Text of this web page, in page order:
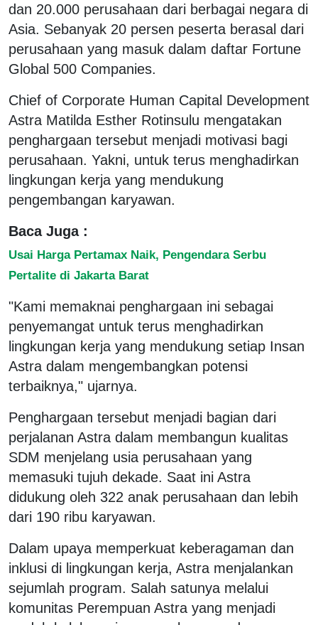
dan 20.000 perusahaan dari berbagai negara di
Asia. Sebanyak 20 persen peserta berasal dari
perusahaan yang masuk dalam daftar Fortune
Global 500 Companies.
Chief of Corporate Human Capital Development
Astra Matilda Esther Rotinsulu mengatakan
penghargaan tersebut menjadi motivasi bagi
perusahaan. Yakni, untuk terus menghadirkan
lingkungan kerja yang mendukung
pengembangan karyawan.
Baca Juga :
Usai Harga Pertamax Naik, Pengendara Serbu
Pertalite di Jakarta Barat
"Kami memaknai penghargaan ini sebagai
penyemangat untuk terus menghadirkan
lingkungan kerja yang mendukung setiap Insan
Astra dalam mengembangkan potensi
terbaiknya," ujarnya.
Penghargaan tersebut menjadi bagian dari
perjalanan Astra dalam membangun kualitas
SDM menjelang usia perusahaan yang
memasuki tujuh dekade. Saat ini Astra
didukung oleh 322 anak perusahaan dan lebih
dari 190 ribu karyawan.
Dalam upaya memperkuat keberagaman dan
inklusi di lingkungan kerja, Astra menjalankan
sejumlah program. Salah satunya melalui
komunitas Perempuan Astra yang menjadi